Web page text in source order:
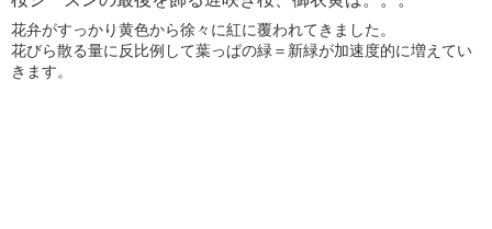
花弁がすっかり黄色から徐々に紅に覆われてきました。
花びら散る量に反比例して葉っぱの緑＝新緑が加速度的に増えてい
きます。